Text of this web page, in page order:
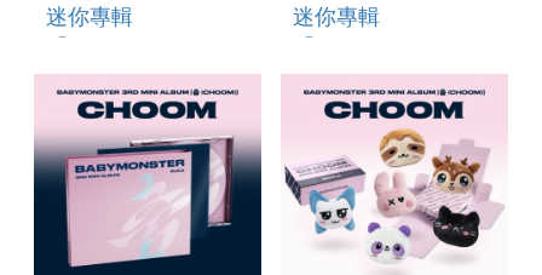
迷你專輯
VER.)」(韓國進口版)
迷你專輯
KEYRING VER.)」
(韓國進口版)